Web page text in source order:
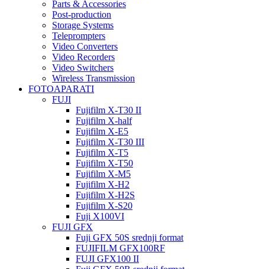
Parts & Accessories
Post-production
Storage Systems
Teleprompters
Video Converters
Video Recorders
Video Switchers
Wireless Transmission
FOTOAPARATI
FUJI
Fujifilm X-T30 II
Fujifilm X-half
Fujifilm X-E5
Fujifilm X-T30 III
Fujifilm X-T5
Fujifilm X-T50
Fujifilm X-M5
Fujifilm X-H2
Fujifilm X-H2S
Fujifilm X-S20
Fuji X100VI
FUJI GFX
Fuji GFX 50S srednji format
FUJIFILM GFX100RF
FUJI GFX100 II